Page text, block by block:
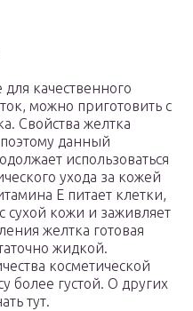
качественного
можно приготовить с
Свойства желтка
данный
использоваться
ухода за кожей
Е питает клетки,
сухой кожи и заживляет
желтка готовая
жидкой.
косметической
более густой. О других
тут.